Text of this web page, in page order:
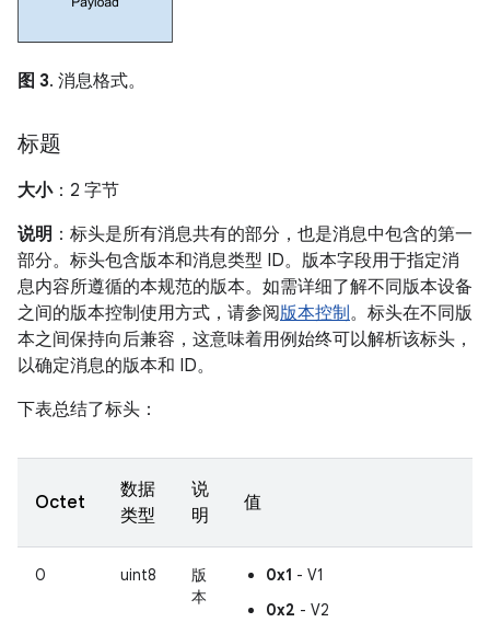
图 3. 消息格式。
标题
大小：2 字节
说明 ：标头是所有消息共有的部分，也是消息中包含的第一
部分。标头包含版本和消息类型 ID。版本字段用于指定消
息内容所遵循的本规范的版本。如需详细了解不同版本设备
之间的版本控制使用方式，请参阅版本控制。标头在不同版
本之间保持向后兼容，这意味着用例始终可以解析该标头，
以确定消息的版本和 ID。
下表总结了标头：
Octet
数据
类型
说
明
值
0 uint8
版
本
0x1 - V1
0x2 - V2